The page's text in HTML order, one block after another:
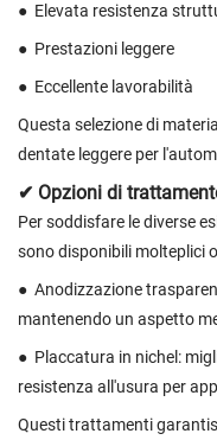
● Elevata resistenza
● Prestazioni leggere
● Eccellente lavorabilità
Questa selezione di
dentate leggere per
✔ Opzioni di
Per soddisfare le diverse
sono disponibili molteplici
● Anodizzazione
mantenendo un aspetto
● Placcatura in nichel:
resistenza all'usura per
Questi trattamenti